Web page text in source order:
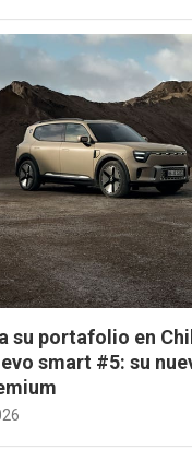
su portafolio en
smart #5: su